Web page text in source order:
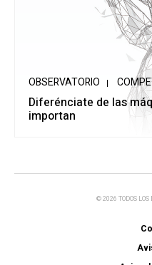
OBSERVATORIO
Diferénciate de las
importan
© 2026 TODOS LOS